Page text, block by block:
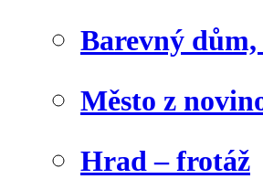
Barevný dům,
Město z
Hrad – frotáž